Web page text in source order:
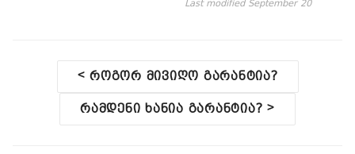
Last modified September 20
< როგორ მივიღო გარანტია?
რამდენი ხანია გარანტია?>